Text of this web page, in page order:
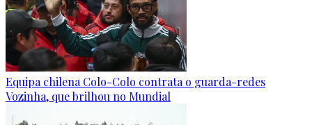
Equipa chilena Colo-Colo contrata o guarda-redes
Vozinha, que brilhou no Mundial